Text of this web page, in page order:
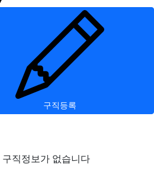
구직등록
구직정보가 없습니다